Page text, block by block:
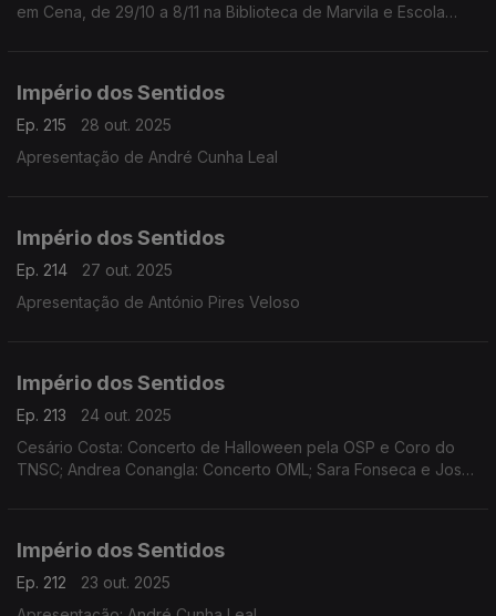
em Cena, de 29/10 a 8/11 na Biblioteca de Marvila e Escola
Império dos Sentidos
Ep. 215
28 out. 2025
Apresentação de André Cunha Leal
Império dos Sentidos
Ep. 214
27 out. 2025
Apresentação de António Pires Veloso
Império dos Sentidos
Ep. 213
24 out. 2025
Cesário Costa: Concerto de Halloween pela OSP e Coro do
TNSC; Andrea Conangla: Concerto OML; Sara Fonseca e José
Império dos Sentidos
Ep. 212
23 out. 2025